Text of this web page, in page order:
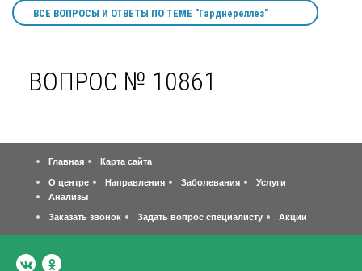
ВСЕ ВОПРОСЫ И ОТВЕТЫ ПО ТЕМЕ "Гарднереллез"
ВОПРОС № 10861
Главная
Карта сайта
О центре
Направления Заболевания
Услуги
Анализы
Заказать звонок
Задать вопрос специалисту Акции